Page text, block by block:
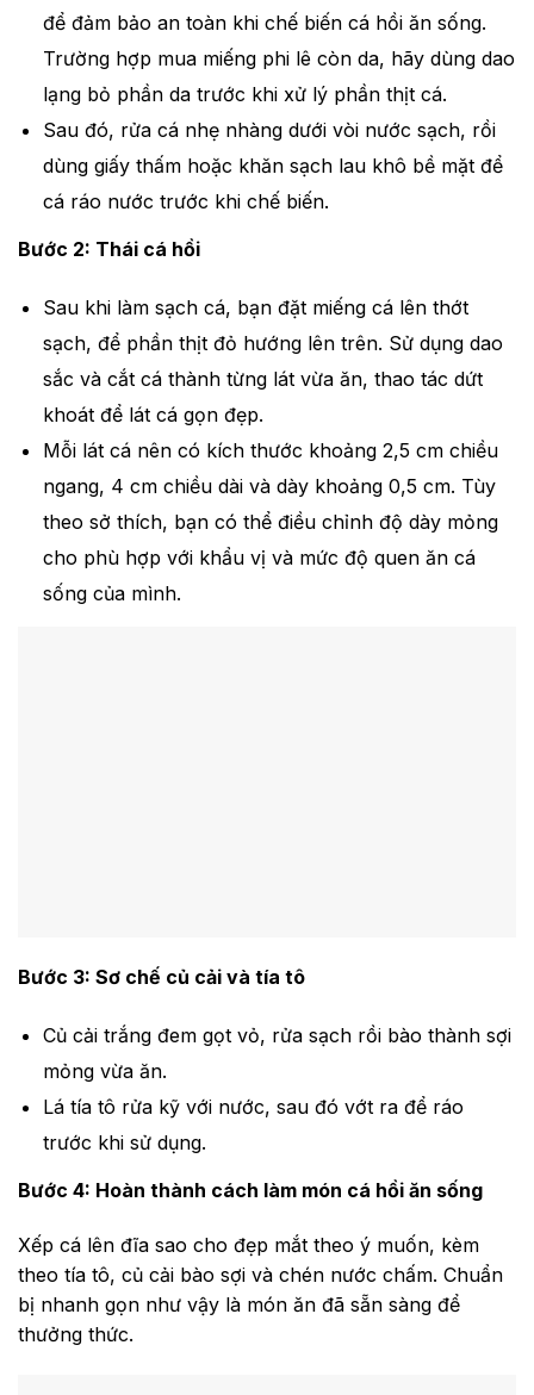
để đảm bảo an toàn khi chế biến cá hồi ăn sống.
Trường hợp mua miếng phi lê còn da, hãy dùng dao
lạng bỏ phần da trước khi xử lý phần thịt cá.
Sau đó, rửa cá nhẹ nhàng dưới vòi nước sạch, rồi
dùng giấy thấm hoặc khăn sạch lau khô bề mặt để
cá ráo nước trước khi chế biến.
Bước 2: Thái cá hồi
Sau khi làm sạch cá, bạn đặt miếng cá lên thớt
sạch, để phần thịt đỏ hướng lên trên. Sử dụng dao
sắc và cắt cá thành từng lát vừa ăn, thao tác dứt
khoát để lát cá gọn đẹp.
Mỗi lát cá nên có kích thước khoảng 2,5 cm chiều
ngang, 4 cm chiều dài và dày khoảng 0,5 cm. Tùy
theo sở thích, bạn có thể điều chỉnh độ dày mỏng
cho phù hợp với khẩu vị và mức độ quen ăn cá
sống của mình.
Bước 3: Sơ chế củ cải và tía tô
Củ cải trắng đem gọt vỏ, rửa sạch rồi bào thành sợi
mỏng vừa ăn.
Lá tía tô rửa kỹ với nước, sau đó vớt ra để ráo
trước khi sử dụng.
Bước 4: Hoàn thành cách làm món cá hồi ăn sống
Xếp cá lên đĩa sao cho đẹp mắt theo ý muốn, kèm
theo tía tô, củ cải bào sợi và chén nước chấm. Chuẩn
bị nhanh gọn như vậy là món ăn đã sẵn sàng để
thưởng thức.